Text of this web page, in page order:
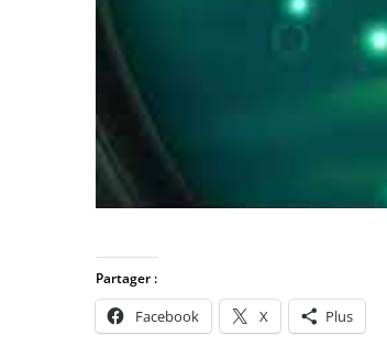
Partager :
Facebook X Plus